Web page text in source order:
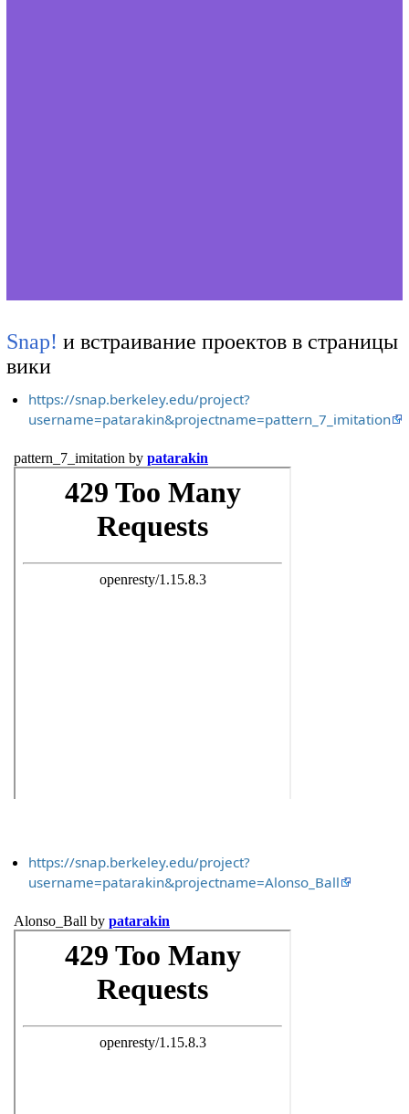
Snap! и встраивание проектов в страницы
вики
https://snap.berkeley.edu/project?
username=patarakin&projectname=pattern_7_imitation
https://snap.berkeley.edu/project?
username=patarakin&projectname=Alonso_Ball